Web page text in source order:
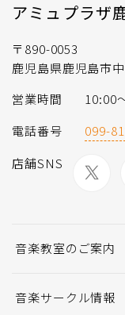
アミュプラザ
〒890-0053
鹿児島県鹿児島市
営業時間
10:00
電話番号
099-
店舗SNS
音楽教室のご案内
音楽サークル情報